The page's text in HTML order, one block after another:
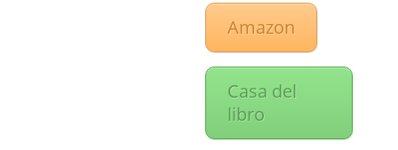
Amazon
Casa del
libro